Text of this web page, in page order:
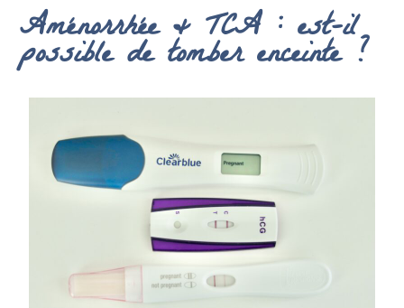
Aménorrhée & TCA : est-il
possible de tomber enceinte ?